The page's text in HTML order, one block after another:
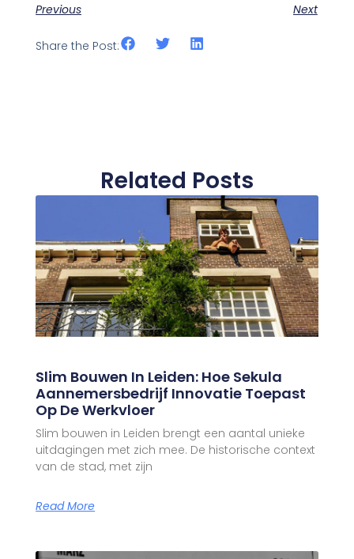
Previous Next
Share the Post:
Related Posts
Slim Bouwen In Leiden: Hoe Sekula
Aannemersbedrijf Innovatie Toepast
Op De Werkvloer
Slim bouwen in Leiden brengt een aantal unieke
uitdagingen met zich mee. De historische context
van de stad, met zijn
Read More